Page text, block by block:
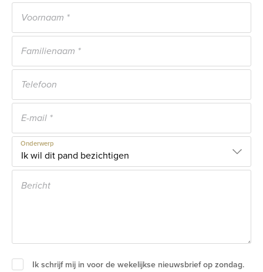
Onderwerp
Ik schrijf mij in voor de wekelijkse nieuwsbrief op zondag.